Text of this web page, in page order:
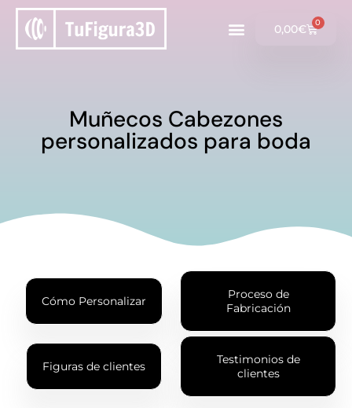
0,00€ 0
Muñecos Cabezones
personalizados para boda
Cómo Personalizar
Proceso de
Fabricación
Figuras de clientes
Testimonios de
clientes